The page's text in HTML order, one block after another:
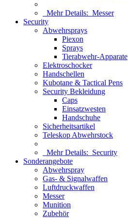
Mehr Details: Messer
Security
Abwehrsprays
Piexon
Sprays
Tierabwehr-Apparate
Elektroschocker
Handschellen
Kubotane & Tactical Pens
Security Bekleidung
Caps
Einsatzwesten
Handschuhe
Sicherheitsartikel
Teleskop Abwehrstock
Mehr Details: Security
Sonderangebote
Abwehrspray
Gas- & Signalwaffen
Luftdruckwaffen
Messer
Munition
Zubehör